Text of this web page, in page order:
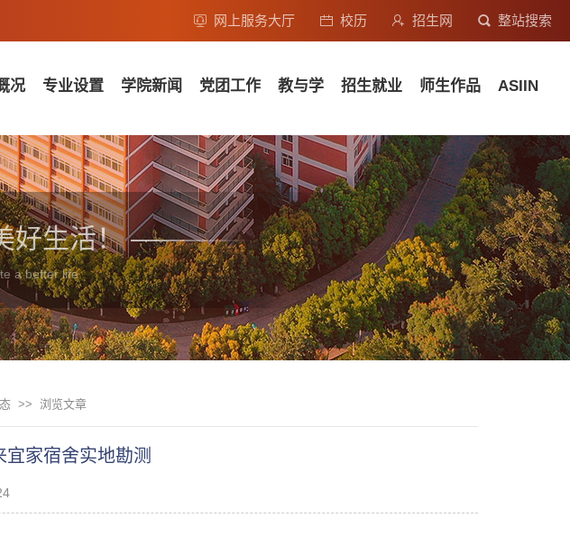
网上服务大厅 校历 招生网 整站搜索
况 专业设置 学院新闻 党团工作 教与学 招生就业 师生作品 ASIIN
好生活！
a better life
>> 浏览文章
家宿舍实地勘测